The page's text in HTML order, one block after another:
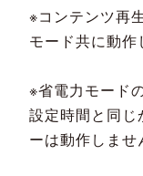
※コンテンツ再
モード共に動作
※省電力モード
設定時間と同
ーは動作しませ